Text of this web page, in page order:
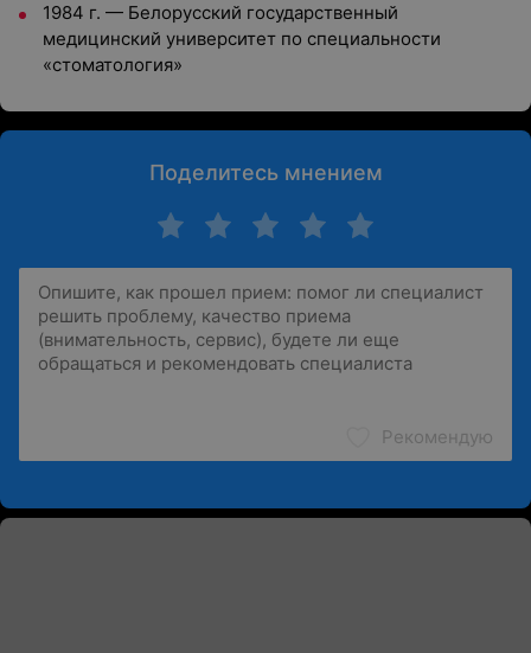
1984 г. — Белорусский государственный
медицинский университет по специальности
«стоматология»
Поделитесь мнением
Рекомендую